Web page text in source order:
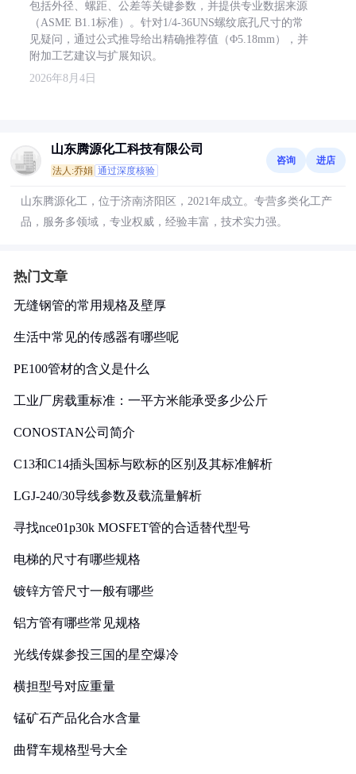
包括外径、螺距、公差等关键参数，并提供专业数据来源
（ASME B1.1标准）。针对1/4-36UNS螺纹底孔尺寸的常
见疑问，通过公式推导给出精确推荐值（Φ5.18mm），并
附加工艺建议与扩展知识。
2026年8月4日
山东腾源化工科技有限公司
法人:乔娟 通过深度核验
咨询 进店
山东腾源化工，位于济南济阳区，2021年成立。专营多类化工产
品，服务多领域，专业权威，经验丰富，技术实力强。
热门文章
无缝钢管的常用规格及壁厚
生活中常见的传感器有哪些呢
PE100管材的含义是什么
工业厂房载重标准：一平方米能承受多少公斤
CONOSTAN公司简介
C13和C14插头国标与欧标的区别及其标准解析
LGJ-240/30导线参数及载流量解析
寻找nce01p30k MOSFET管的合适替代型号
电梯的尺寸有哪些规格
镀锌方管尺寸一般有哪些
铝方管有哪些常见规格
光线传媒参投三国的星空爆冷
横担型号对应重量
锰矿石产品化合水含量
曲臂车规格型号大全